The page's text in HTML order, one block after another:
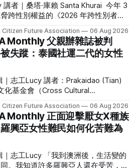
跨性別權益的《2026 年跨性別者
，來自被邊緣化的原住民跨性別社群
際會接待來自印度東北部曼尼普爾邦
別倡議者的桑塔・庫賴（Santa
傳《黃麻雀：一位跨性別女性的回憶
任「全曼尼普
長，在支持當地原住民跨性別者、倡
。 但 Santa Khurai 絕不
與經驗：梅泰族（Meitei）努批·曼比
爾跨性別女性）、作家、學者、
Citizen Future Association 06 Aug 2026
Monthly 父親辦雜誌被判
失蹤：泰國社運二代的女性
：Prakaidao (Tian)
化基金會（Cross Cultural
海外，這些對台灣人來說或許聽來熟
現在進行式。 6 月初，泰國社
家屬 Prakaidao Phurksakasemsuk
親與伴侶因參與社會運動所遭受的政
傷痛、又如何在行動中治癒自己。她
化基金會（Cross Cultural
Citizen Future Association 06 Aug 2026
Monthly 正面迎擊厭女X種族
興亞女性難民如何化苦難為
到澳洲後，生活變的
。我知道許多羅興亞人還在受苦，只